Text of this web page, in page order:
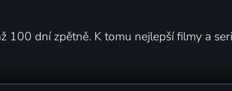
dní zpětně. K tomu nejlepší filmy a